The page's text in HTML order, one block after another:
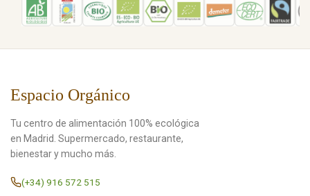
Espacio Orgánico
Tu centro de alimentación 100% ecológica
en Madrid. Supermercado, restaurante,
bienestar y mucho más.
(+34) 916 572 515